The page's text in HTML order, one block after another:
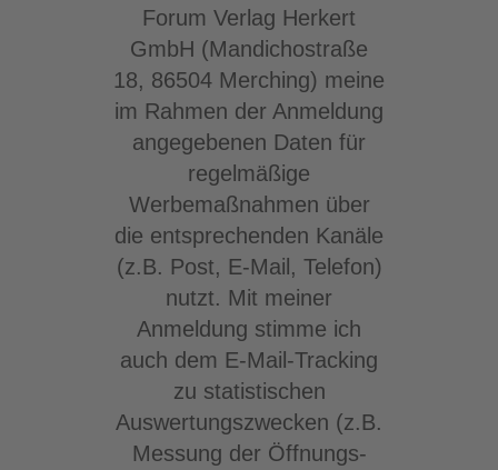
Forum Verlag Herkert
GmbH (Mandichostraße
18, 86504 Merching) meine
im Rahmen der Anmeldung
angegebenen Daten für
regelmäßige
Werbemaßnahmen über
die entsprechenden Kanäle
(z.B. Post, E-Mail, Telefon)
nutzt. Mit meiner
Anmeldung stimme ich
auch dem E-Mail-Tracking
zu statistischen
Auswertungszwecken (z.B.
Messung der Öffnungs-